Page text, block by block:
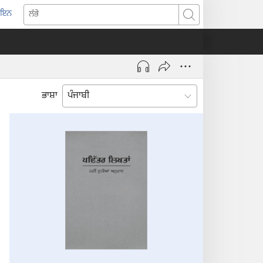
ਲੱਭੋ
ਭਾਸ਼ਾ